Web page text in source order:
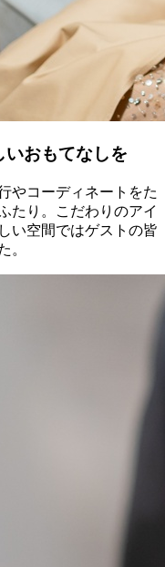
いおもてなしを
やコーディネートをた
たり。こだわりのアイ
い空間ではゲストの皆
。